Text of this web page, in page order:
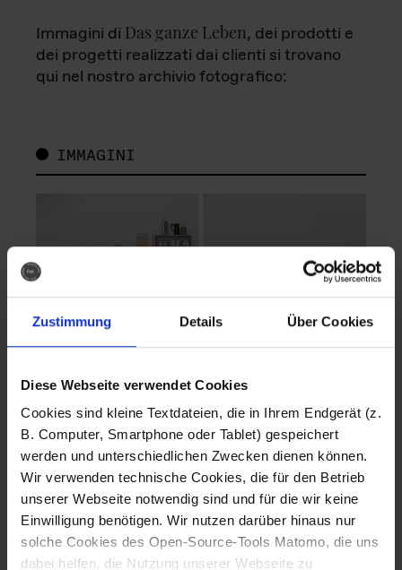
Zustimmung Details Über Cookies
Diese Webseite verwendet Cookies
Cookies sind kleine Textdateien, die in Ihrem Endgerät (z.
B. Computer, Smartphone oder Tablet) gespeichert
werden und unterschiedlichen Zwecken dienen können.
Wir verwenden technische Cookies, die für den Betrieb
unserer Webseite notwendig sind und für die wir keine
Einwilligung benötigen. Wir nutzen darüber hinaus nur
solche Cookies des Open-Source-Tools Matomo, die uns
dabei helfen, die Nutzung unserer Webseite zu
Immagini di Das ganze Leben, dei prodotti e
dei progetti realizzati dai clienti si trovano
qui nel nostro archivio fotografico:
IMMAGINI
Fotografo: Lorenz
Sternbach
Download
Fotografo: Lorenz
Sternbach
Download